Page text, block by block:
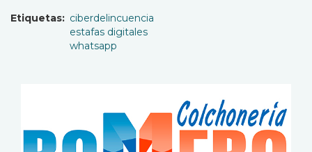
Etiquetas
ciberdelincuencia
estafas digitales
whatsapp